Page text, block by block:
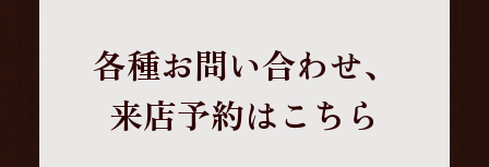
各種お問い合わせ、
来店予約はこちら